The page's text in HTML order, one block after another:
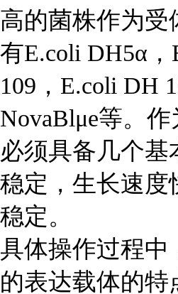
高的菌株作为受
有E.coli DH5α，
109，E.coli DH
NovaBlμe等。
必须具备几个基
稳定，生长速度
稳定。
具体操作过程中
的表达载体的特